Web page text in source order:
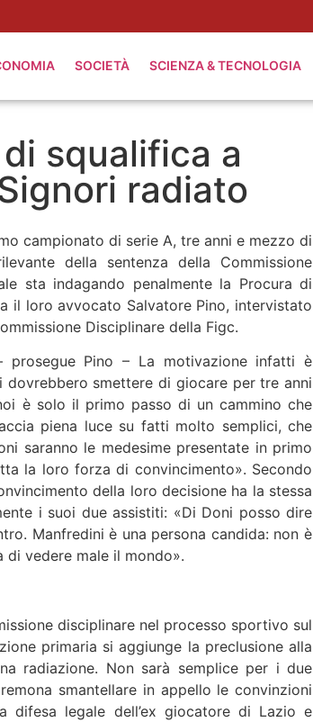
SOCIETÀ SCIENZA & TECNOLOGIA
squalifica a
radiato
campionato di serie A, tre anni e mezzo di
della sentenza della Commissione
sta indagando penalmente la Procura di
il loro avvocato Salvatore Pino, intervistato
Disciplinare della Figc.
Pino – La motivazione infatti è
smettere di giocare per tre anni
è solo il primo passo di un cammino che
piena luce su fatti molto semplici, che
saranno le medesime presentate in primo
la loro forza di convincimento». Secondo
della loro decisione ha la stessa
i suoi due assistiti: «Di Doni posso dire
Manfredini è una persona candida: non è
vedere male il mondo».
disciplinare nel processo sportivo sul
primaria si aggiunge la preclusione alla
radiazione. Non sarà semplice per i due
smantellare in appello le convinzioni
difesa legale dell’ex giocatore di Lazio e